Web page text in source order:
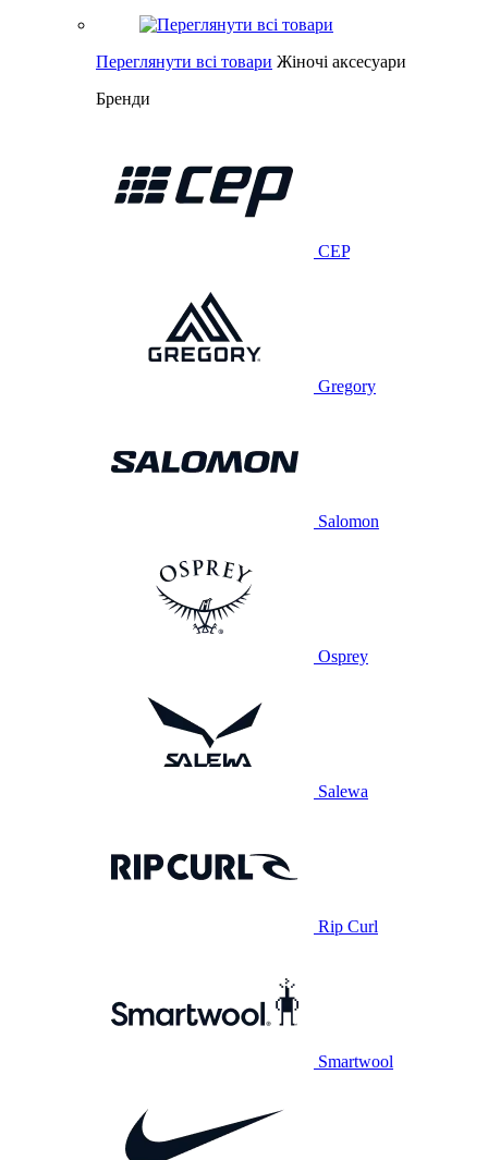
Переглянути всі товари Жіночі аксесуари
Бренди
CEP
Gregory
Salomon
Osprey
Salewa
Rip Curl
Smartwool